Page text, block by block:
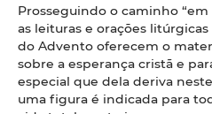
Prosseguindo o caminho “em
as leituras e orações
do Advento oferecem o
sobre a esperança cristã e
especial que dela deriva
uma figura é indicada para